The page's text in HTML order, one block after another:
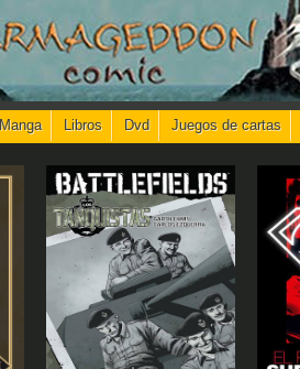
Manga Libros Dvd Juegos de cartas